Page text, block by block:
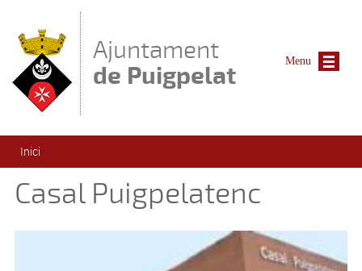
Ajuntament
de Puigpelat
Esteu aquí
Inici
Casal Puigpelatenc
Menu